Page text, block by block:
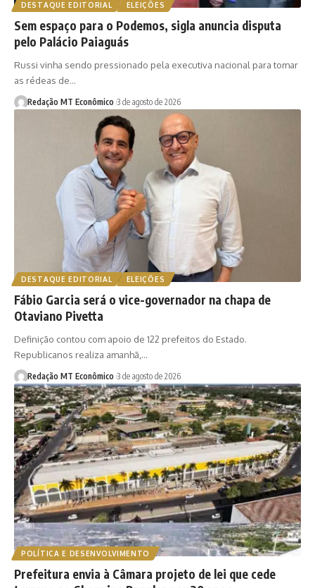
DESTAQUE EDITORIAL ELEIÇÕES
Sem espaço para o Podemos, sigla anuncia disputa
pelo Palácio Paiaguás
Russi vinha sendo pressionado pela executiva nacional para tomar
as rédeas de…
Redação MT Econômico 3 de agosto de 2026
DESTAQUE EDITORIAL ELEIÇÕES
Fábio Garcia será o vice-governador na chapa de
Otaviano Pivetta
Definição contou com apoio de 122 prefeitos do Estado.
Republicanos realiza amanhã,…
Redação MT Econômico 3 de agosto de 2026
POLÍTICA E DESENVOLVIMENTO
Prefeitura envia à Câmara projeto de lei que cede